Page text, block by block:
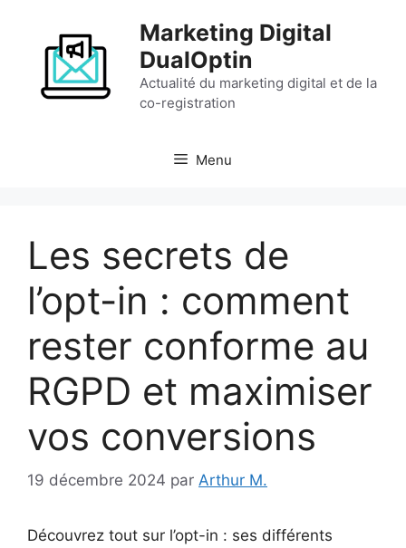
contenu
Marketing Digital
DualOptin
Actualité du marketing digital et de la
co-registration
Menu
Les secrets de
l’opt-in : comment
rester conforme au
RGPD et maximiser
vos conversions
19 décembre 2024 par Arthur M.
Découvrez tout sur l’opt-in : ses différents